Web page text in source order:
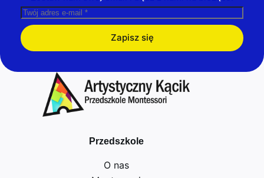
Zapisz się
Przedszkole
O nas